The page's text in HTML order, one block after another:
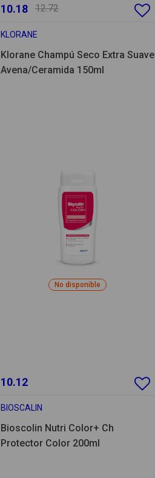
10.18 12.72
KLORANE
Klorane Champú Seco Extra Suave
Avena/Ceramida 150ml
No disponible
10.12
BIOSCALIN
Bioscolin Nutri Color+ Ch
Protector Color 200ml